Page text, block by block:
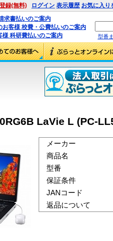
録(無料) ログイン 表示履歴 お気に入り
求書払いのご案内
お客様 校費・公費払いのご案内
様 科研費払いのご案内
型番
LaVie L (PC-
メーカー
商品名
型番
保証条件
JANコード
返品について